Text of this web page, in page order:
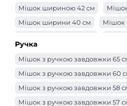
Мішок шириною 42 см
Мішок ширини 40 см
Мішок
Мішок шириною 34 см
Мішок шириною 32 см
Мішок шириною 30 см
Ручка
Мішок з ручкою завдовжки 65
Мішок з ручкою завдовжки 60
Мішок з ручкою завдовжки 58
Мішок з ручкою завдовжки 57